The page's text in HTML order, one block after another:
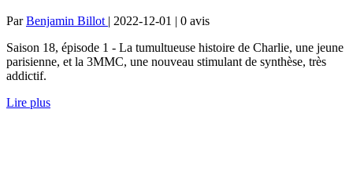
ParBenjamin Billot | 2022-12-01 | 0 avis
Saison 18, épisode 1 - La tumultueuse histoire de Charlie, une jeune
parisienne, et la 3MMC, une nouveau stimulant de synthèse, très
addictif.
Lire plus